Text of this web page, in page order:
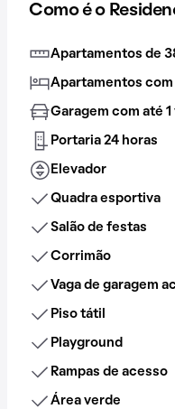
Como é o
Apartamentos de
Apartamentos com
Garagem com até 1
Portaria 24 horas
Elevador
Quadra esportiva
Salão de festas
Corrimão
Vaga de garagem
Piso tátil
Playground
Rampas de acesso
Área verde